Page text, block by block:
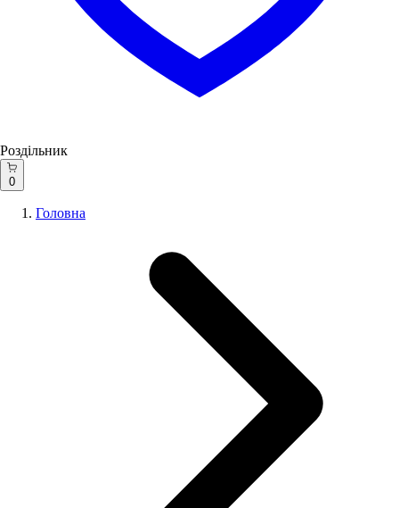
Роздільник
0
Головна